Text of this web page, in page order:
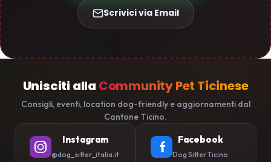
Scrivici via Email
Unisciti alla Community Pet Ticinese
Consigli, eventi, location dog-friendly e aggiornamenti dal
Cantone Ticino.
Instagram
@dog_sitter_italia.it
Facebook
Dog Sitter Ticino